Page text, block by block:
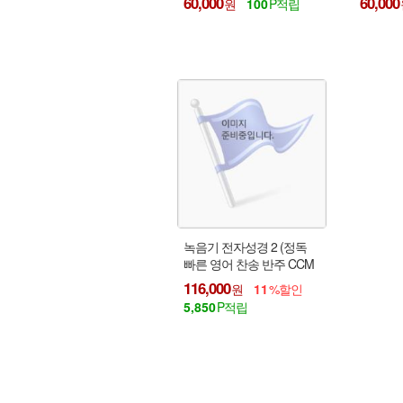
벽기도용 경음악/성경동화
음악/성
녹음기 전자성경 2 (정독
빠른 영어 찬송 반주 CCM
부록 스피커 녹음)
116,000
11
5,850